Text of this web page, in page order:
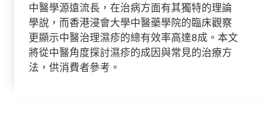
中醫學源遠流長，在治病方面有其獨特的理論
學說，而香港浸會大學中醫藥學院的臨床觀察
更顯示中醫治理濕疹的總有效率高達8成。本文
將從中醫角度探討濕疹的成因與常見的治療方
法，供消費者參考。